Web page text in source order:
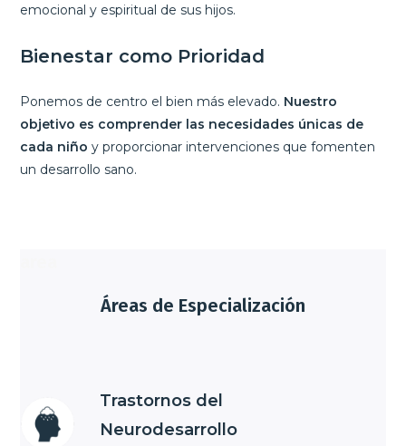
emocional y espiritual de sus hijos.
Bienestar como Prioridad
Ponemos de centro el bien más elevado. Nuestro
objetivo es comprender las necesidades únicas de
cada niñoy proporcionar intervenciones que fomenten
un desarrollo sano.
Áreas de Especialización
Trastornos del
Neurodesarrollo